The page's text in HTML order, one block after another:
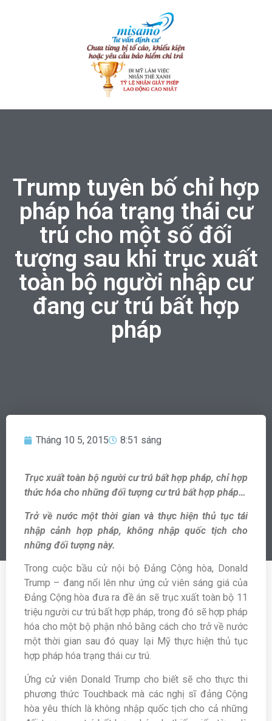
Trump tuyên bố chỉ hợp
pháp hóa trạng thái cư
trú cho một số đối
tượng sau khi trục xuất
toàn bộ người nhập cư
đang cư trú bất hợp
pháp
Tháng 10 5, 2015 8:51 sáng
Trục xuất toàn bộ người cư trú bất hợp pháp, chỉ hợp
thức hóa cho những đối tượng cư trú bất hợp pháp…
Trở về nước một thời gian và thực hiện thủ tục tái
nhập cảnh hợp pháp, không nhập quốc tịch cho
những đối tượng này.
Trong cuộc bầu cử nội bộ Đảng Cộng hòa, Donald
Trump – đang nổi lên như ứng cử viên sáng giá của
Đảng Cộng hòa đưa ra đề án sẽ trục xuất toàn bộ 11
triệu người cư trú bất hợp pháp, trong đó sẽ hợp pháp
hóa cho một bộ phận nhỏ bằng cách cho trở về nước
một thời gian sau đó quay lại Mỹ thực hiện thủ tục
hợp pháp hóa trạng thái cư trú.
Ứng cử viên Donald Trump cho biết sẽ cho thực thi
phương thức Touchback mà các nghị sĩ đảng Cộng
hòa yêu thích là không nhập quốc tịch cho cả những